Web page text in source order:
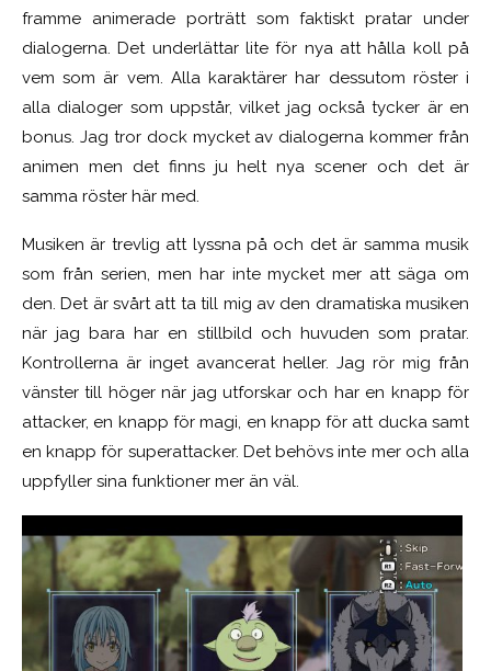
framme animerade porträtt som faktiskt pratar under
dialogerna. Det underlättar lite för nya att hålla koll på
vem som är vem. Alla karaktärer har dessutom röster i
alla dialoger som uppstår, vilket jag också tycker är en
bonus. Jag tror dock mycket av dialogerna kommer från
animen men det finns ju helt nya scener och det är
samma röster här med.
Musiken är trevlig att lyssna på och det är samma musik
som från serien, men har inte mycket mer att säga om
den. Det är svårt att ta till mig av den dramatiska musiken
när jag bara har en stillbild och huvuden som pratar.
Kontrollerna är inget avancerat heller. Jag rör mig från
vänster till höger när jag utforskar och har en knapp för
attacker, en knapp för magi, en knapp för att ducka samt
en knapp för superattacker. Det behövs inte mer och alla
uppfyller sina funktioner mer än väl.